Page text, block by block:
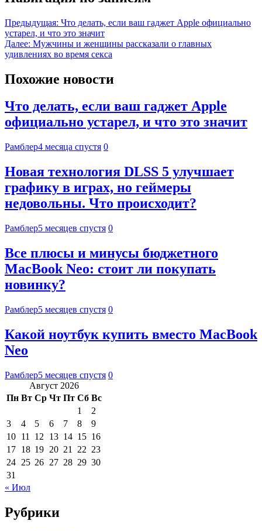
Предыдущая: Что делать, если ваш гаджет Apple официально
устарел, и что это значит
Далее: Мужчины и женщины рассказали о главных
удивлениях во время секса
Похожие новости
Что делать, если ваш гаджет Apple
официально устарел, и что это значит
Рамблер4 месяца спустя 0
Новая технология DLSS 5 улучшает
графику в играх, но геймеры
недовольны. Что происходит?
Рамблер5 месяцев спустя 0
Все плюсы и минусы бюджетного
MacBook Neo: стоит ли покупать
новинку?
Рамблер5 месяцев спустя 0
Какой ноутбук купить вместо MacBook
Neo
Рамблер5 месяцев спустя 0
Август 2026
Пн Вт Ср Чт Пт Сб Вс
1
2
3
4 5 6 7 8
9
10 11 12 13 14 15 16
17 18 19 20 21 22 23
24 25 26 27 28 29 30
31
« Июл
Рубрики